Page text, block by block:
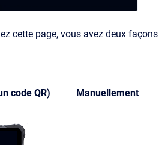
cette page, vous avez deux façons
code QR) Manuellement